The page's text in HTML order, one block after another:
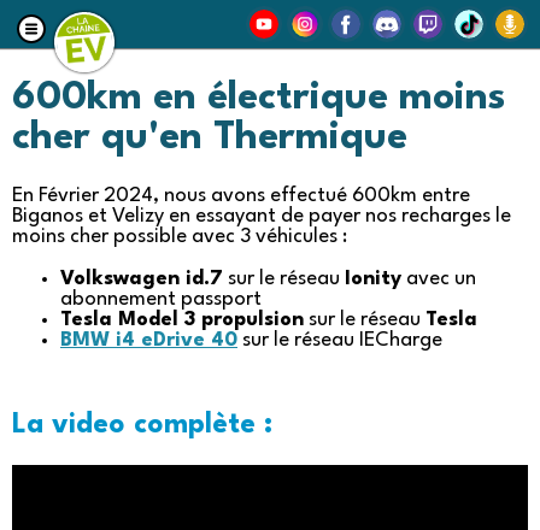
600km en électrique moins
cher qu'en Thermique
En Février 2024, nous avons effectué 600km entre
Biganos et Velizy en essayant de payer nos recharges le
moins cher possible avec 3 véhicules :
Volkswagen id.7 sur le réseau Ionity avec un
abonnement passport
Tesla Model 3 propulsion sur le réseau Tesla
BMW i4 eDrive 40 sur le réseau IECharge
La video complète :